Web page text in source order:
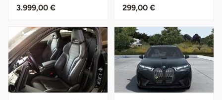
3.999,00 € 299,00 €
Dingolfing
Dorsten
Dortmund